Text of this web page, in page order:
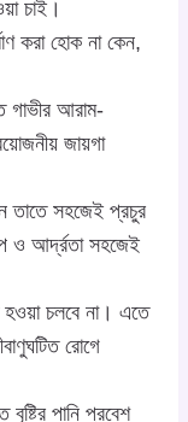
চাই।
করা হোক না কেন,
গাভীর আরাম-
জায়গা
তাতে সহজেই প্রচুর
ও আর্দ্রতা সহজেই
চলবে না। এতে
রোগে
পানি প্রবেশ